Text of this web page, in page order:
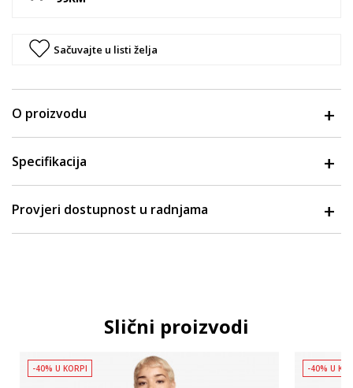
Sačuvajte u listi želja
O proizvodu
Specifikacija
Provjeri dostupnost u radnjama
Slični proizvodi
-40% U KORPI -40% U